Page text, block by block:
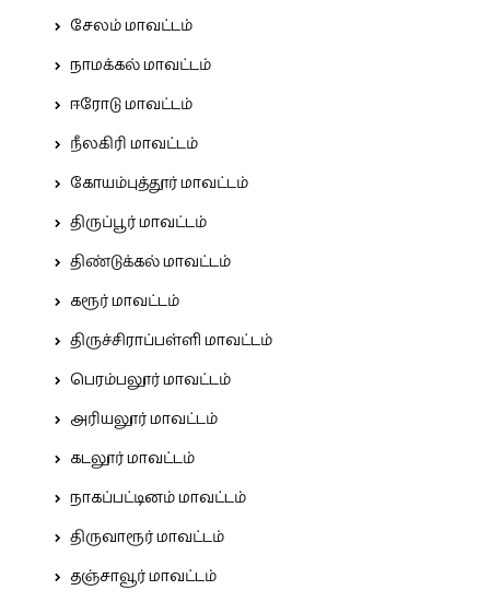
சேலம் மாவட்டம்
நாமக்கல் மாவட்டம்
ஈரோடு மாவட்டம்
நீலகிரி மாவட்டம்
கோயம்புத்தூர் மாவட்டம்
திருப்பூர் மாவட்டம்
திண்டுக்கல் மாவட்டம்
கரூர் மாவட்டம்
திருச்சிராப்பள்ளி மாவட்டம்
பெரம்பலூர் மாவட்டம்
அரியலூர் மாவட்டம்
கடலூர் மாவட்டம்
நாகப்பட்டினம் மாவட்டம்
திருவாரூர் மாவட்டம்
தஞ்சாவூர் மாவட்டம்